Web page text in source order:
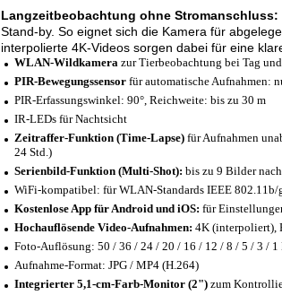
Langzeitbeobachtung ohne Stromanschluss:
Stand-by. So eignet sich die Kamera für
interpolierte 4K-Videos sorgen dabei für eine
WLAN-Wildkamera zur Tierbeobachtung bei Tag
PIR-Bewegungssensor für automatische Aufnahmen:
PIR-Erfassungswinkel: 90°, Reichweite: bis zu 30 m
IR-LEDs für Nachtsicht
Zeitraffer-Funktion (Time-Lapse) für Aufnahmen
24 Std.)
Serienbild-Funktion (Multi-Shot): bis zu 9 Bilder
WiFi-kompatibel: für WLAN-Standards IEEE
Kostenlose App für Android und iOS: für
Hochauflösende Video-Aufnahmen: 4K (interpoliert),
Foto-Auflösung: 50 / 36 / 24 / 20 / 16 / 12 / 8 / 5 / 3 / 1
Aufnahme-Format: JPG / MP4 (H.264)
Integrierter 5,1-cm-Farb-Monitor (2") zum